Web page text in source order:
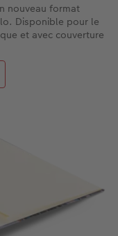
nouveau format
Disponible pour le
et avec couverture